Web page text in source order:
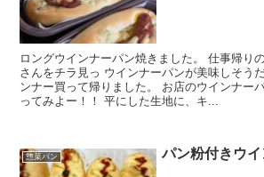
ロングウインナーパン焼きました。 仕事帰り
さんをチラ見っ ウインナーパンが美味しそう
ンナー買って帰りました。 お店のウインナー
ってみよー！！ 平にした生地に、キ...
惣菜パン パン粉付きウ